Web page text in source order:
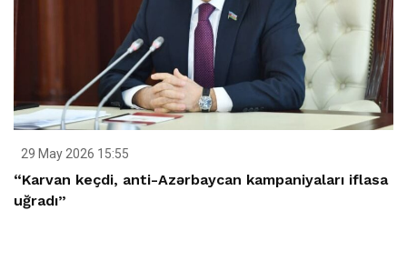
29 May 2026 15:55
“Karvan keçdi, anti-Azərbaycan kampaniyaları iflasa
uğradı”